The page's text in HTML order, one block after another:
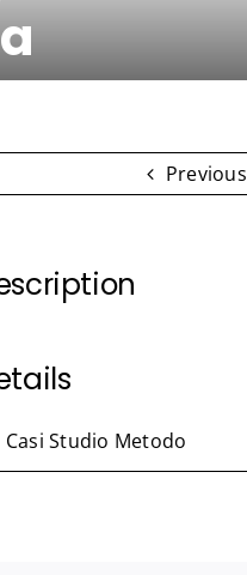
Previous
Casi Studio Metodo